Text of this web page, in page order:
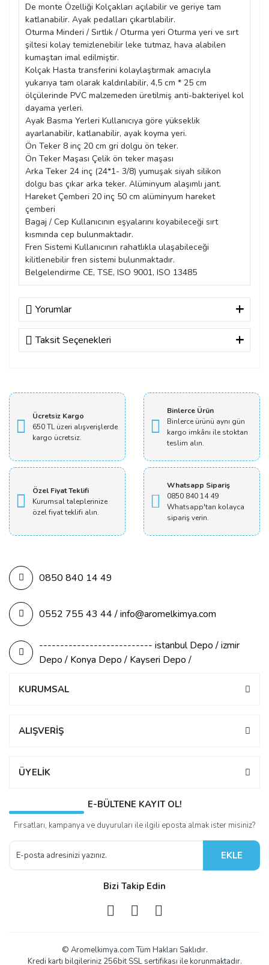
De monte Özelliği Kolçakları açılabilir ve geriye tam
katlanabilir. Ayak pedalları çıkartılabilir.
Oturma Minderi / Sırtlık / Oturma yeri Oturma yeri ve sırt
şiltesi kolay temizlenebilir leke tutmaz, hava alabilen
kumaştan imal edilmiştir.
Kolçak Hasta transferini kolaylaştırmak amacıyla
yukarıya tam olarak kaldırılabilir, 4,5 cm * 25 cm
ölçülerinde PVC malzemeden üretilmiş anti-bakteriyel kol
dayama yerleri.
Ayak Basma Yerleri Kullanıcıya göre yükseklik
ayarlanabilir, katlanabilir, ayak koyma yeri.
Ön Teker 8 inç 20 cm gri dolgu ön teker.
Ön Teker Maşası Çelik ön teker maşası
Arka Teker 24 inç (24*1- 3/8) yumuşak siyah silikon
dolgu bas çıkar arka teker. Alüminyum alaşımlı jant.
Hareket Çemberi 20 inç 50 cm alüminyum hareket
çemberi
Bagaj / Cep Kullanıcının eşyalarını koyabileceği sırt
kısmında cep bulunmaktadır.
Fren Sistemi Kullanıcının rahatlıkla ulaşabileceği
kilitlenebilir fren sistemi bulunmaktadır.
Belgelendirme CE, TSE, ISO 9001, ISO 13485
Yorumlar
Bu ürüne ilk yorumu siz yapın!
Taksit Seçenekleri
Ücretsiz Kargo
650 TL üzeri alışverişlerde
kargo ücretsiz.
Binlerce Ürün
Binlerce ürünü aynı gün
kargo imkânı ile stoktan
teslim alın.
Özel Fiyat Teklifi
Kurumsal taleplerinize
özel fiyat teklifi alın.
Whatsapp Sipariş
0850 840 14 49
Whatsapp'tan kolayca
sipariş verin.
0850 840 14 49
0552 755 43 44 / info@aromelkimya.com
--------------------------- istanbul Depo / izmir
Depo / Konya Depo / Kayseri Depo /
KURUMSAL
ALIŞVERİŞ
ÜYELİK
E-BÜLTENE KAYIT OL!
Fırsatları, kampanya ve duyuruları ile ilgili eposta almak ister misiniz?
EKLE
Bizi Takip Edin
© Aromelkimya.com Tüm Hakları Saklıdır.
Kredi kartı bilgileriniz 256bit SSL sertifikası ile korunmaktadır.